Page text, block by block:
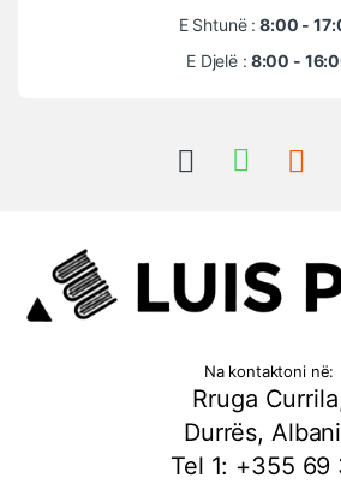
E Shtunë : 8:00 -
E Djelë : 8:00 -
Na kontaktoni në:
Rruga
Durrës,
Tel 1: +355 69